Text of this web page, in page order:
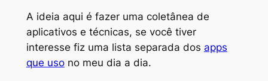
A ideia aqui é fazer uma coletânea de
aplicativos e técnicas, se você tiver
interesse fiz uma lista separada dos apps
que usono meu dia a dia.